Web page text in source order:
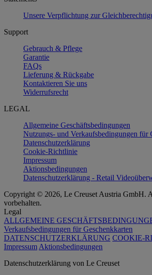
Unsere Verpflichtung zur
Support
Gebrauch & Pflege
Garantie
FAQs
Lieferung & Rückgabe
Kontaktieren Sie uns
Widerrufsrecht
LEGAL
Allgemeine Geschäftsbedingungen
Nutzungs- und Verkaufsbedingungen für
Datenschutzerklärung
Cookie-Richtlinie
Impressum
Aktionsbedingungen
Datenschutzerklärung - Retail
Copyright © 2026, Le Creuset Austria GmbH.
vorbehalten.
Legal
ALLGEMEINE
Verkaufsbedingungen für Geschenkkarten
DATENSCHUTZERKLÄRUNG COOKIE-
Impressum Aktionsbedingungen
Datenschutz­erklärung von Le Creuset